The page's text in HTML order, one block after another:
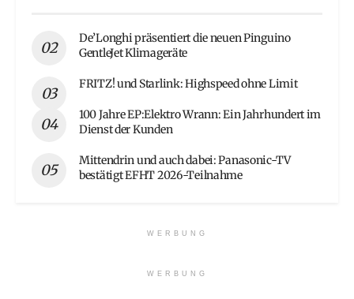
De’Longhi präsentiert die neuen Pinguino
GentleJet Klimageräte
FRITZ! und Starlink: Highspeed ohne Limit
100 Jahre EP:Elektro Wrann: Ein Jahrhundert im
Dienst der Kunden
Mittendrin und auch dabei: Panasonic-TV
bestätigt EFHT 2026-Teilnahme
WERBUNG
WERBUNG